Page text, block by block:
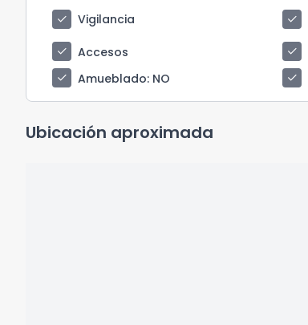
check Vigilancia check
check
Accesos check
check
Amueblado: NO check
Ubicación aproximada